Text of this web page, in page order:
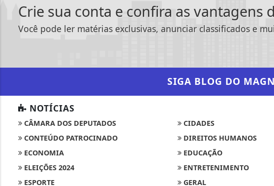
Crie sua conta e confira as vantagens
Você pode ler matérias exclusivas, anunciar classificados e
SIGA BLOG DO
NOTÍCIAS
CÂMARA DOS DEPUTADOS
CIDADES
CONTEÚDO PATROCINADO
DIREITOS HUMANOS
ECONOMIA
EDUCAÇÃO
ELEIÇÕES 2024
ENTRETENIMENTO
ESPORTE
GERAL